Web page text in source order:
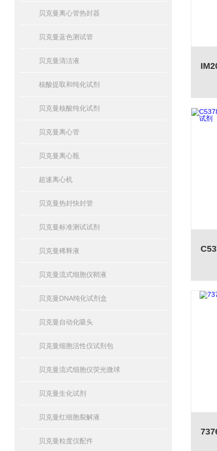
贝克曼离心管热封器
贝克曼蓝色测试管
贝克曼清洁液
核酸提取和纯化试剂
贝克曼核酸纯化试剂
贝克曼离心管
贝克曼离心瓶
超速离心机
贝克曼热封快封管
贝克曼标准测试试剂
贝克曼稀释液
贝克曼流式细胞仪鞘液
贝克曼DNA纯化试剂盒
贝克曼自动化吸头
贝克曼细胞活性仪试剂包
贝克曼流式细胞仪荧光微球
贝克曼生化试剂
贝克曼红细胞裂解液
贝克曼粒度仪配件